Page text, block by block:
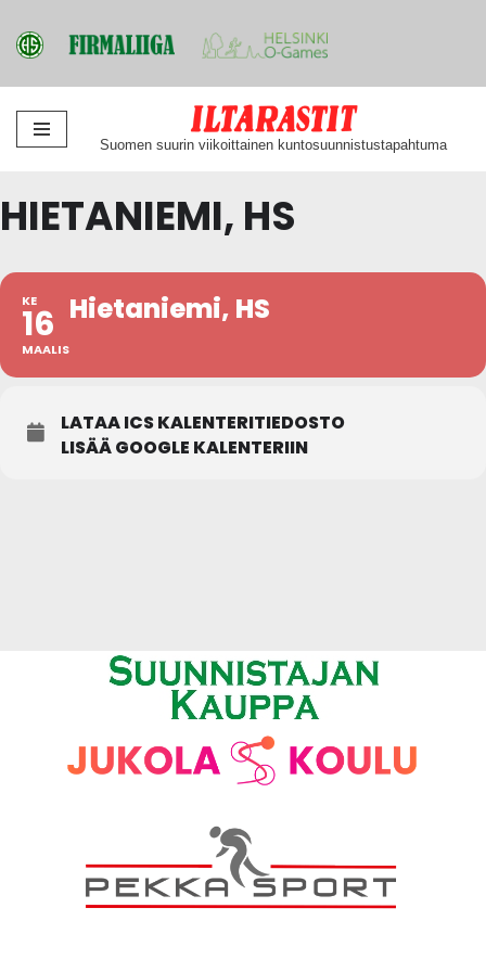
Siirry
Suomen suurin viikoittainen kuntosuunnistustapahtuma
HIETANIEMI, HS
KE
16
MAALIS
Hietaniemi, HS
LATAA ICS KALENTERITIEDOSTO
LISÄÄ GOOGLE KALENTERIIN